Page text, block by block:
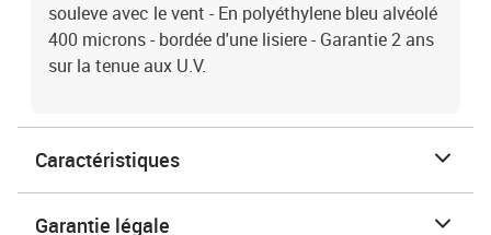
souleve avec le vent - En polyéthylene bleu alvéolé
400 microns - bordée d'une lisiere - Garantie 2 ans
sur la tenue aux U.V.
Caractéristiques
Garantie légale